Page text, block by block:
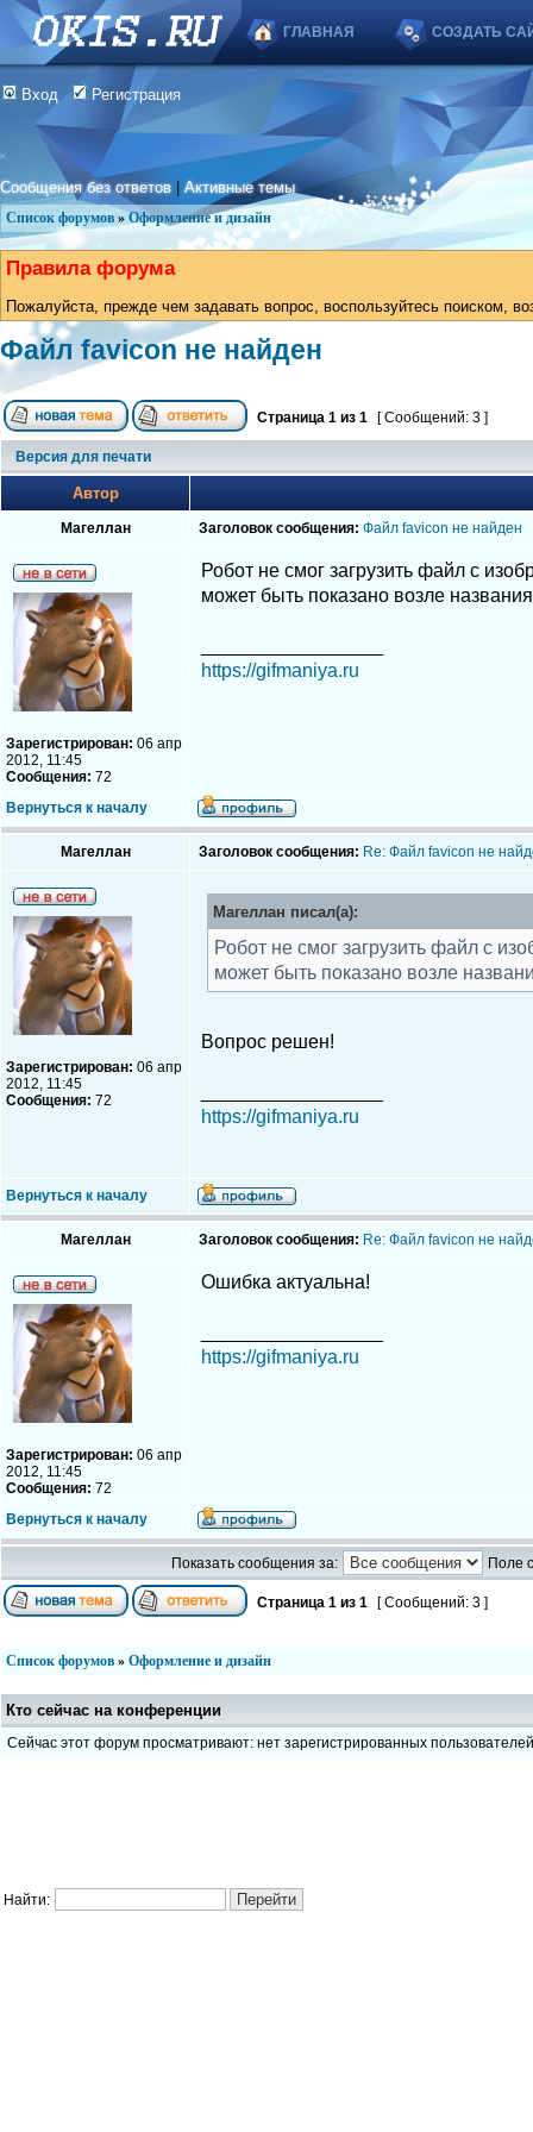
ГЛАВНАЯ СОЗДАТЬ
Вход Регистрация
Сообщения без ответов |Активные темы
Список форумов » Оформление и дизайн
Правила форума
Пожалуйста, прежде чем задавать вопрос, воспользуйтесь поиском,
Файл favicon не найден
Страница 1 из 1 [ Сообщений: 3 ]
Версия для печати
Автор
Магеллан Заголовок сообщения: Файл favicon не найден
Зарегистрирован: 06 апр
2012, 11:45
Сообщения: 72
Робот не смог загрузить файл с
может быть показано возле
https://gifmaniya.ru
Вернуться к началу
Магеллан Заголовок сообщения: Re: Файл favicon не
Зарегистрирован: 06 апр
2012, 11:45
Сообщения: 72
Магеллан писал(а):
Робот не смог загрузить файл с
может быть показано возле
Вопрос решен!
https://gifmaniya.ru
Вернуться к началу
Магеллан Заголовок сообщения: Re: Файл favicon не
Зарегистрирован: 06 апр
2012, 11:45
Сообщения: 72
Ошибка актуальна!
https://gifmaniya.ru
Вернуться к началу
Показать сообщения за: Поле
Страница 1 из 1 [ Сообщений: 3 ]
Список форумов » Оформление и дизайн
Кто сейчас на конференции
Сейчас этот форум просматривают: нет зарегистрированных пользователей
Найти: